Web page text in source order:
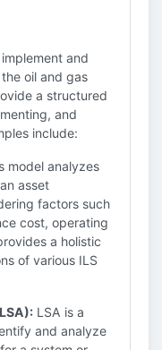
and
oil and gas
a structured
and
include:
model analyzes
asset
factors such
cost, operating
a holistic
of various ILS
LSA is a
and analyze